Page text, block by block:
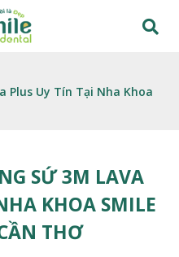
Plus Uy Tín Tại Nha Khoa
SỨ 3M LAVA
KHOA SMILE
THƠ